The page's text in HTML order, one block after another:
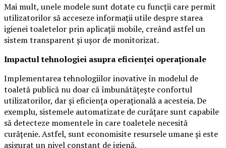
Mai mult, unele modele sunt dotate cu funcții care permit
utilizatorilor să acceseze informații utile despre starea
igienei toaletelor prin aplicații mobile, creând astfel un
sistem transparent și ușor de monitorizat.
Impactul tehnologiei asupra eficienței operaționale
Implementarea tehnologiilor inovative în modelul de
toaletă publică nu doar că îmbunătățește confortul
utilizatorilor, dar și eficiența operațională a acesteia. De
exemplu, sistemele automatizate de curățare sunt capabile
să detecteze momentele în care toaletele necesită
curățenie. Astfel, sunt economisite resursele umane și este
asigurat un nivel constant de igienă.